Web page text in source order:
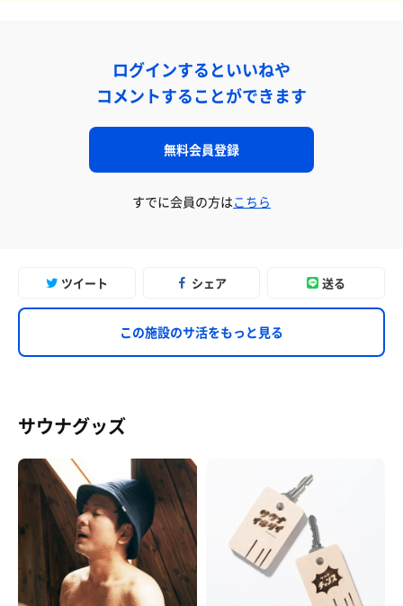
ログインするといいねや
コメントすることができます
無料会員登録
すでに会員の方はこちら
ツイート シェア 送る
この施設のサ活をもっと見る
サウナグッズ